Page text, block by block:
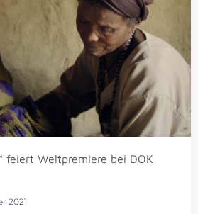
feiert Weltpremiere bei DOK
2021